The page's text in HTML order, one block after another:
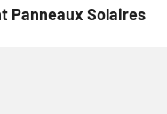
Panneaux Solaires